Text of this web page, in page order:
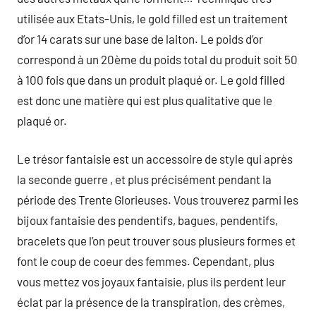
utilisée aux Etats-Unis, le gold filled est un traitement
d’or 14 carats sur une base de laiton. Le poids d’or
correspond à un 20ème du poids total du produit soit 50
à 100 fois que dans un produit plaqué or. Le gold filled
est donc une matière qui est plus qualitative que le
plaqué or.
Le trésor fantaisie est un accessoire de style qui après
la seconde guerre , et plus précisément pendant la
période des Trente Glorieuses. Vous trouverez parmi les
bijoux fantaisie des pendentifs, bagues, pendentifs,
bracelets que l’on peut trouver sous plusieurs formes et
font le coup de coeur des femmes. Cependant, plus
vous mettez vos joyaux fantaisie, plus ils perdent leur
éclat par la présence de la transpiration, des crèmes,